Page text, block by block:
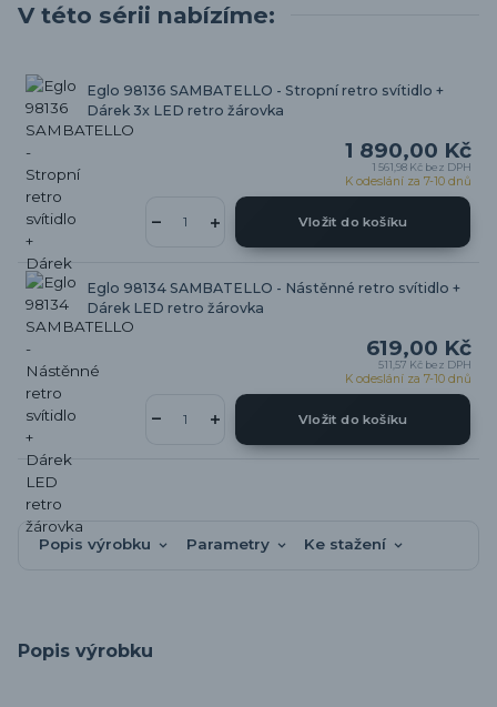
V této sérii nabízíme:
Eglo 98136 SAMBATELLO - Stropní retro svítidlo +
Dárek 3x LED retro žárovka
1 890,00 Kč
1 561,98 Kč bez DPH
K odeslání za 7-10 dnů
Vložit do košíku
Eglo 98134 SAMBATELLO - Nástěnné retro svítidlo +
Dárek LED retro žárovka
619,00 Kč
511,57 Kč bez DPH
K odeslání za 7-10 dnů
Vložit do košíku
Popis výrobku Parametry Ke stažení
Popis výrobku